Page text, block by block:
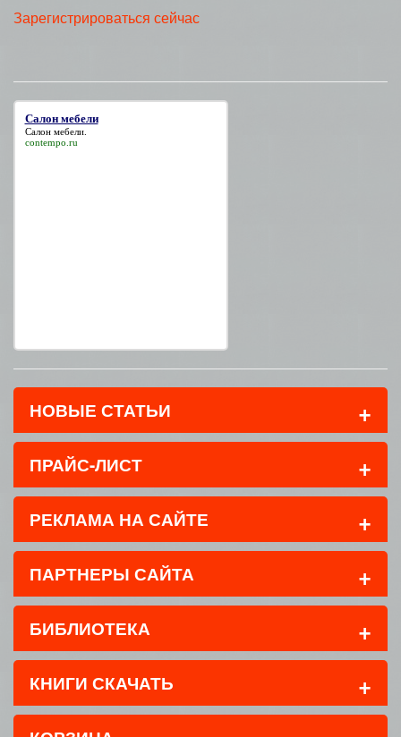
Зарегистрироваться сейчас
Салон мебели
Салон мебели.
contempo.ru
НОВЫЕ СТАТЬИ +
ПРАЙС-ЛИСТ +
РЕКЛАМА НА САЙТЕ +
ПАРТНЕРЫ САЙТА +
БИБЛИОТЕКА +
КНИГИ СКАЧАТЬ +